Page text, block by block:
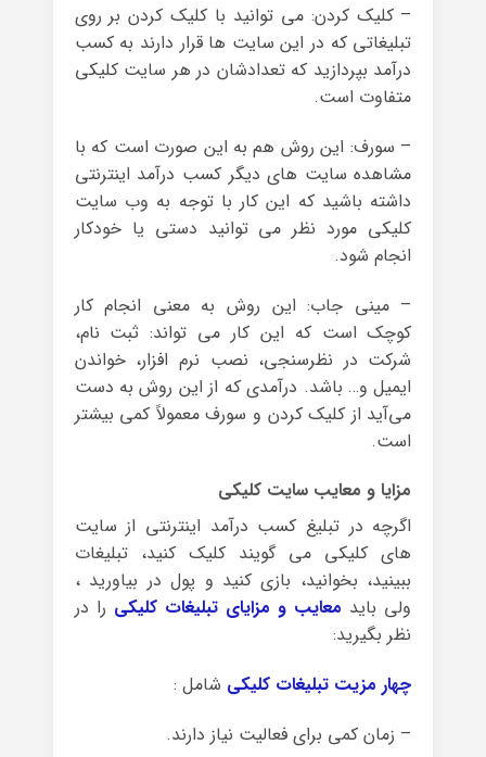
– کلیک کردن: می توانید با کلیک کردن بر روی
تبلیغاتی که در این سایت ها قرار دارند به کسب
درآمد بپردازید که تعدادشان در هر سایت کلیکی
متفاوت است.
– سورف: این روش هم به این صورت است که با
مشاهده سایت های دیگر کسب درآمد اینترنتی
داشته باشید که این کار با توجه به وب سایت
کلیکی مورد نظر می توانید دستی یا خودکار
انجام شود.
– مینی جاب: این روش به معنی انجام کار
کوچک است که این کار می تواند: ثبت نام،
شرکت در نظرسنجی، نصب نرم افزار، خواندن
ایمیل و… باشد. درآمدی که از این روش به دست
می‌آید از کلیک کردن و سورف معمولاً کمی بیشتر
است.
مزایا و معایب سایت کلیکی
اگرچه در تبلیغ کسب درآمد اینترنتی از سایت
های کلیکی می گویند کلیک کنید، تبلیغات
ببینید، بخوانید، بازی کنید و پول در بیاورید ،
ولی باید معایب و مزایای تبلیغات کلیکی را در
نظر بگیرید:
چهار مزیت تبلیغات کلیکی شامل :
– زمان کمی برای فعالیت نیاز دارند.